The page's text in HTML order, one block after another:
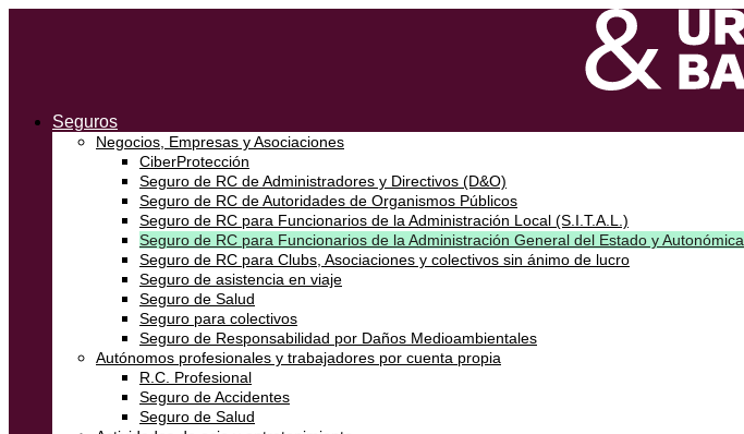
Seguros
Negocios, Empresas y Asociaciones
CiberProtección
Seguro de RC de Administradores y Directivos (D&O)
Seguro de RC de Autoridades de Organismos Públicos
Seguro de RC para Funcionarios de la Administración Local (S.I.T.A.L.)
Seguro de RC para Funcionarios de la Administración General del Estado y Autonómica
Seguro de RC para Clubs, Asociaciones y colectivos sin ánimo de lucro
Seguro de asistencia en viaje
Seguro de Salud
Seguro para colectivos
Seguro de Responsabilidad por Daños Medioambientales
Autónomos profesionales y trabajadores por cuenta propia
R.C. Profesional
Seguro de Accidentes
Seguro de Salud